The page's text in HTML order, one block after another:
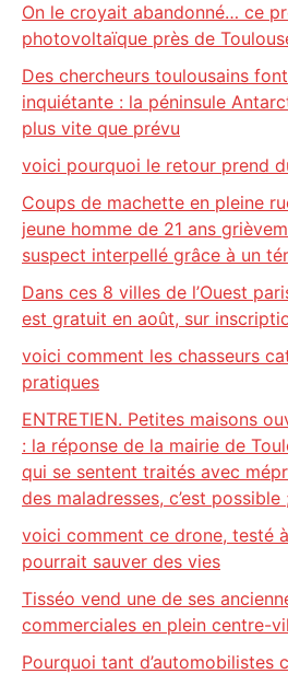
On le croyait abandonné… ce
photovoltaïque près de
Des chercheurs toulousains
inquiétante : la péninsule
plus vite que prévu
voici pourquoi le retour prend
Coups de machette en pleine
jeune homme de 21 ans
suspect interpellé grâce à un
Dans ces 8 villes de l’Ouest
est gratuit en août, sur
voici comment les chasseurs
pratiques
ENTRETIEN. Petites maisons
: la réponse de la mairie de
qui se sentent traités avec
des maladresses, c’est possible
voici comment ce drone, testé
pourrait sauver des vies
Tisséo vend une de ses
commerciales en plein centre-
Pourquoi tant d’automobilistes